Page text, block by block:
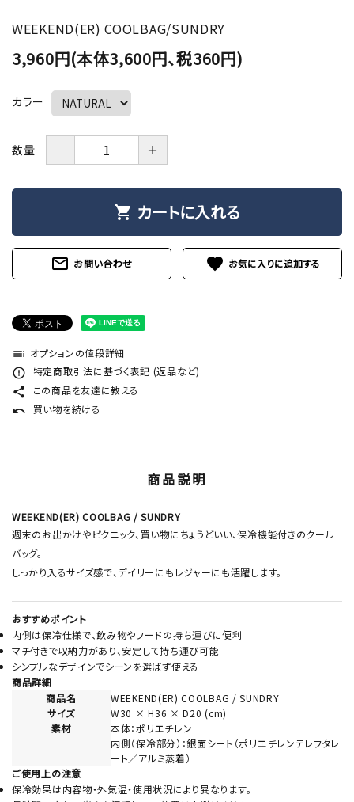
WEEKEND(ER) COOLBAG/SUNDRY
3,960円(本体3,600円、税360円)
カラー
数量 － ＋
shopping_cart カートに入れる
mail_outline お問い合わせ favorite
toc オプションの値段詳細
error_outline 特定商取引法に基づく表記 (返品など)
share この商品を友達に教える
undo 買い物を続ける
商品説明
WEEKEND(ER) COOLBAG / SUNDRY
週末のお出かけやピクニック、買い物にちょうどいい、保冷機能付きのクール
バッグ。
しっかり入るサイズ感で、デイリーにもレジャーにも活躍します。
おすすめポイント
内側は保冷仕様で、飲み物やフードの持ち運びに便利
マチ付きで収納力があり、安定して持ち運び可能
シンプルなデザインでシーンを選ばず使える
商品詳細
商品名
WEEKEND(ER) COOLBAG / SUNDRY
サイズ
W30 × H36 × D20 (cm)
素材
本体：ポリエチレン
内側（保冷部分）：銀面シート（ポリエチレンテレフタレ
ート／アルミ蒸着）
ご使用上の注意
保冷効果は内容物・外気温・使用状況により異なります。